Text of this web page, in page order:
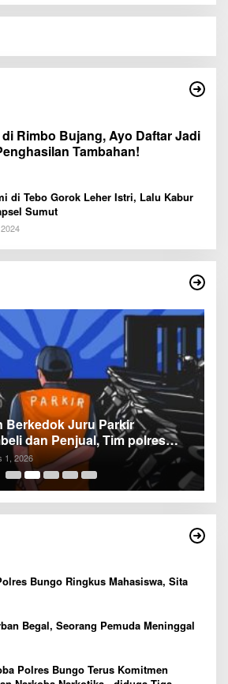
Rimbo Bujang, Ayo Daftar Jadi
Tambahan!
di Tebo Gorok Leher Istri, Lalu Kabur
Sumut
Berkedok Juru Parkir
dan Penjual, Tim polres
Diminta Segera
1, 2026
Bungo Ringkus Mahasiswa, Sita
Begal, Seorang Pemuda Meninggal
Polres Bungo Terus Komitmen